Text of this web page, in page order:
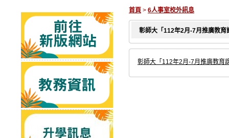
首頁 > 6人事室校外訊息
彰師大「112年2月-7月推廣教育
彰師大「112年2月-7月推廣教育